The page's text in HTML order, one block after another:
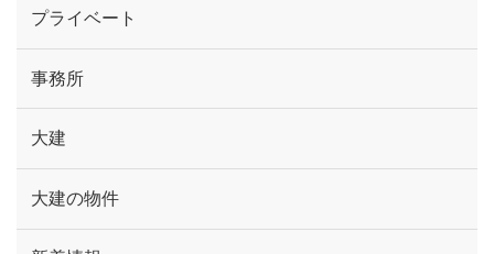
プライベート
事務所
大建
大建の物件